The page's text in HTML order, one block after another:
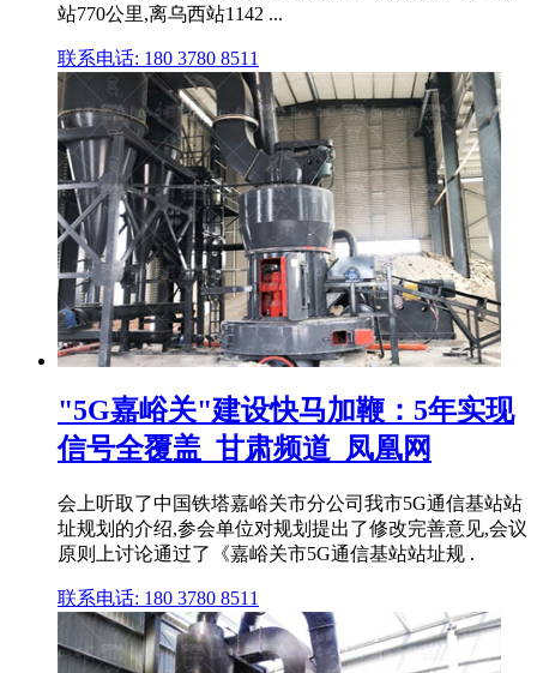
站770公里,离乌西站1142 ...
联系电话: 180 3780 8511
"5G嘉峪关"建设快马加鞭：5年实现
信号全覆盖_甘肃频道_凤凰网
会上听取了中国铁塔嘉峪关市分公司我市5G通信基站站
址规划的介绍,参会单位对规划提出了修改完善意见,会议
原则上讨论通过了《嘉峪关市5G通信基站站址规 .
联系电话: 180 3780 8511